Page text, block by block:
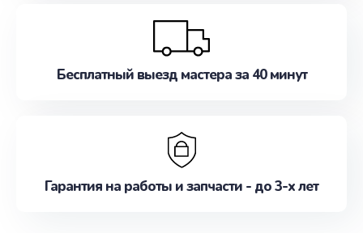
Бесплатный выезд мастера за 40 минут
Гарантия на работы и запчасти - до 3-х лет